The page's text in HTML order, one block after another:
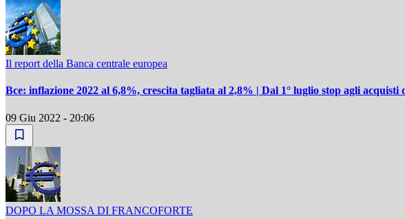
Il report della Banca centrale europea
Bce: inflazione 2022 al 6,8%, crescita tagliata al 2,8% | Dal 1° luglio stop agli acquisti
09 Giu 2022 - 20:06
DOPO LA MOSSA DI FRANCOFORTE